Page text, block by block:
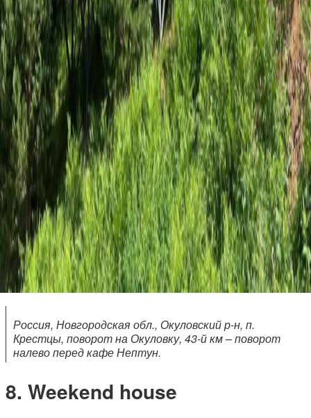
Россия, Новгородская обл., Окуловский р-н, п.
Крестцы, поворот на Окуловку, 43-й км – поворот
налево перед кафе Нептун.
Weekend house